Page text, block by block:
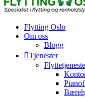
Flytting Oslo
Om oss
Blogg
Tjenester